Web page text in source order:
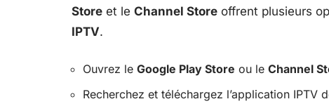
Store et le Channel Store offrent plusieurs
IPTV.
Ouvrez le Google Play Store ou le Channel
Recherchez et téléchargez l’application IPTV